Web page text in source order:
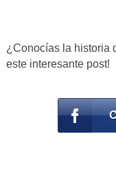
¿Conocías la historia
este interesante post!